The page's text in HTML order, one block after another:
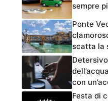
sempre
Ponte
scatta la
con
Festa di